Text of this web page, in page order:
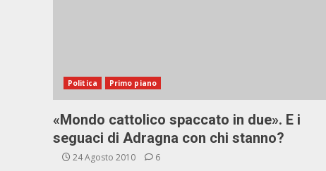
Politica Primo piano
«Mondo cattolico spaccato in due». E i
seguaci di Adragna con chi stanno?
24 Agosto 2010 6